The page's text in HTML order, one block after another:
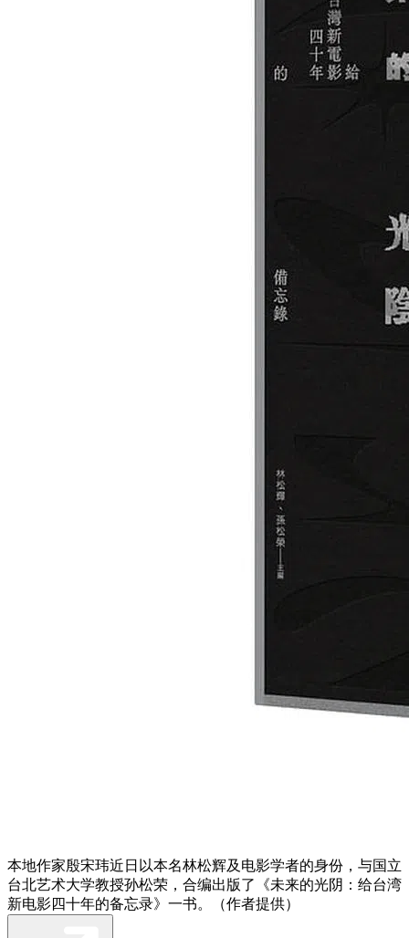
本地作家殷宋玮近日以本名林松辉及电影学者的身份，与国立
台北艺术大学教授孙松荣，合编出版了《未来的光阴：给台湾
新电影四十年的备忘录》一书。（作者提供）